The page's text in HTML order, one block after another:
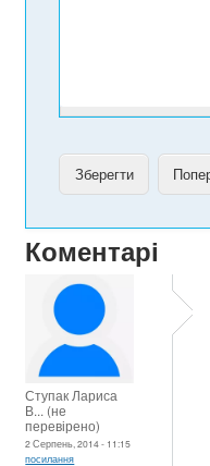
Коментарі
Ступак Лариса
В... (не
перевірено)
2 Серпень, 2014 - 11:15
посилання